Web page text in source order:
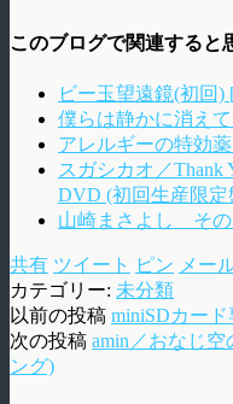
このブログで関連すると
ビー玉望遠鏡(初回
僕らは静かに消え
アレルギーの特効
スガシカオ／
DVD (初回生産限
山崎まさよし その
共有 ツイート ピン メー
カテゴリー: 未分類
以前の投稿 miniSDカー
次の投稿 amin／おなじ
ング)